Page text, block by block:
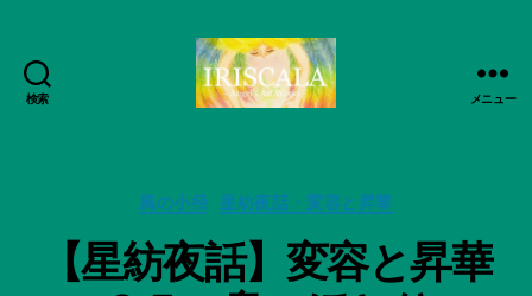
検索
日
メニュー
カ
風の小径 星紡夜話・変容と昇華
【星紡夜話】変容と昇華
:
智
日